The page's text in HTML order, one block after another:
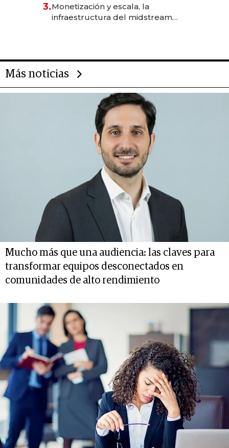
3.Monetización y escala, la
infraestructura del midstream
Más noticias
Mucho más que una audiencia: las claves para
transformar equipos desconectados en
comunidades de alto rendimiento